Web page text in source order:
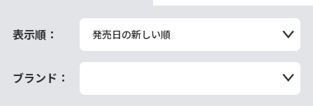
表示順： 発売日の新しい順
ブランド：